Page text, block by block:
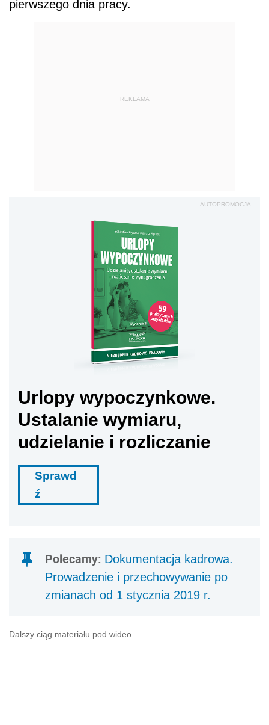
pierwszego dnia pracy.
REKLAMA
AUTOPROMOCJA
Urlopy wypoczynkowe.
Ustalanie wymiaru,
udzielanie i rozliczanie
Sprawd
ź
Polecamy: Dokumentacja kadrowa.
Prowadzenie i przechowywanie po
zmianach od 1 stycznia 2019 r.
Dalszy ciąg materiału pod wideo